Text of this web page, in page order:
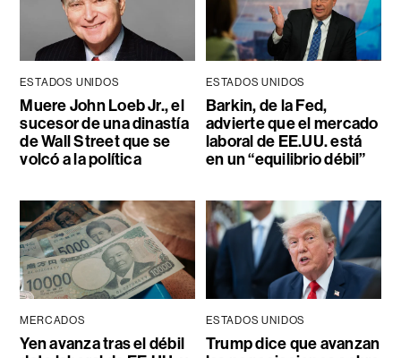
ESTADOS UNIDOS
Muere John Loeb Jr., el
sucesor de una dinastía
de Wall Street que se
volcó a la política
ESTADOS UNIDOS
Barkin, de la Fed,
advierte que el mercado
laboral de EE.UU. está
en un “equilibrio débil”
MERCADOS
Yen avanza tras el débil
ESTADOS UNIDOS
Trump dice que avanzan